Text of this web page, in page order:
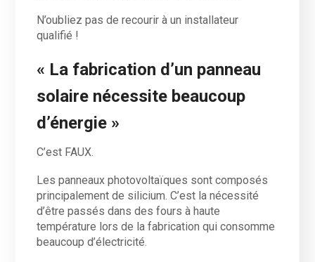
N’oubliez pas de recourir à un installateur
qualifié !
« La fabrication d’un panneau
solaire nécessite beaucoup
d’énergie »
C’est FAUX.
Les panneaux photovoltaïques sont composés
principalement de silicium. C’est la nécessité
d’être passés dans des fours à haute
température lors de la fabrication qui consomme
beaucoup d’électricité.